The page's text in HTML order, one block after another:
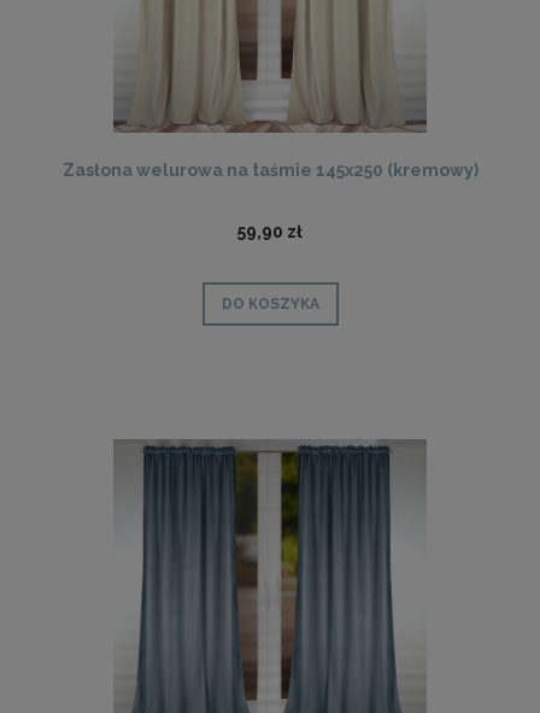
Zasłona welurowa na taśmie 145x250 (kremowy)
59,90 zł
DO KOSZYKA